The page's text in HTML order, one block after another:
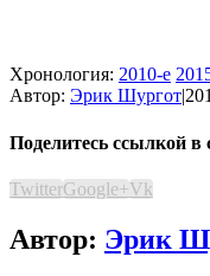
Хронология: 2010-е
Автор: Эрик Шургот|
Поделитесь ссылкой в
TwitterGoogle+Vk
Автор: Эрик